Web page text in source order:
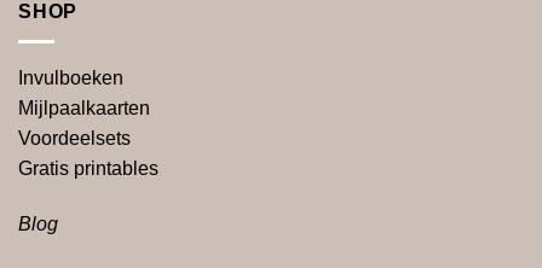
SHOP
Invulboeken
Mijlpaalkaarten
Voordeelsets
Gratis printables
Blog